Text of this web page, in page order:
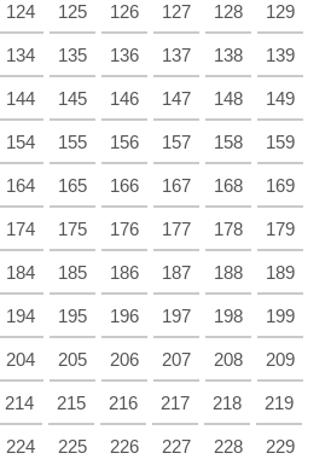
124 125 126 127 128 129
134 135 136 137 138 139
144 145 146 147 148 149
154 155 156 157 158 159
164 165 166 167 168 169
174 175 176 177 178 179
184 185 186 187 188 189
194 195 196 197 198 199
204 205 206 207 208 209
214 215 216 217 218 219
224 225 226 227 228 229